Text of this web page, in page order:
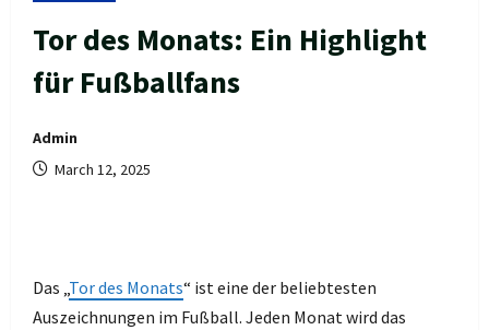
Tor des Monats: Ein Highlight
für Fußballfans
Admin
March 12, 2025
Das „Tor des Monats“ ist eine der beliebtesten
Auszeichnungen im Fußball. Jeden Monat wird das